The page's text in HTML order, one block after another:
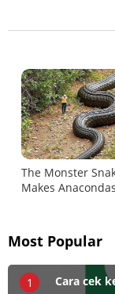
Most Popular
1 Cara cek